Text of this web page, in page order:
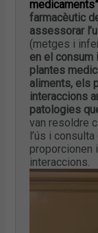
farmacèutic
assessorar
(metges i
en el
plantes
aliments, els
interaccions
patologies
van resoldre
l’ús i
proporcionen
interaccions.